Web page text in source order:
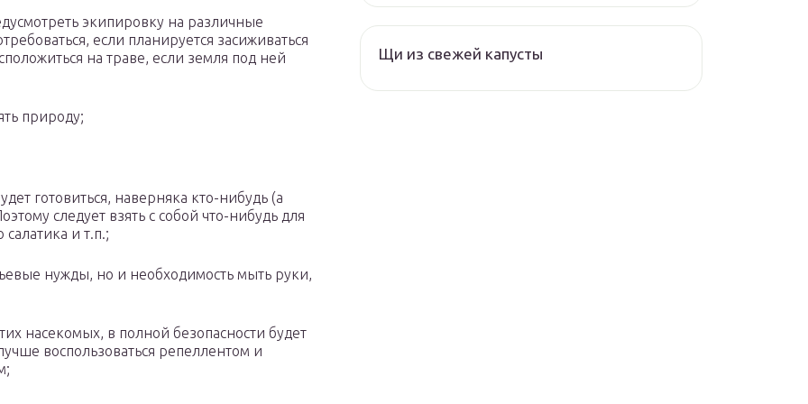
экипировку на различные
если планируется засиживаться
на траве, если земля под ней
природу;
готовиться, наверняка кто-нибудь (а
следует взять с собой что-нибудь для
и т.п.;
нужды, но и необходимость мыть руки,
насекомых, в полной безопасности будет
воспользоваться репеллентом и
Щи из свежей капусты